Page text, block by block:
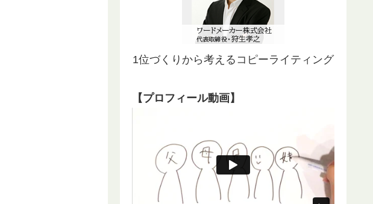
1位づくりから考えるコピーライティング
【プロフィール動画】